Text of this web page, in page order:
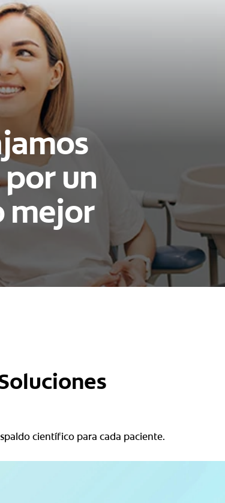
un
mejor
científico para cada paciente.